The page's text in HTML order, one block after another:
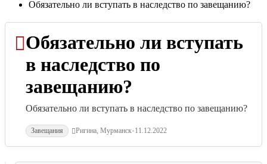
Обязательно ли вступать в наследство по завещанию?
Обязательно ли вступать
в наследство по
завещанию?
Обязательно ли вступать в наследство по завещанию?
Завещания Ригина, Мурманск•11.12.2022